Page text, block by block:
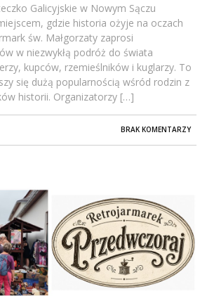
Galicyjskie w Nowym Sączu
gdzie historia ożyje na oczach
św. Małgorzaty zaprosi
w niezwykłą podróż do świata
kupców, rzemieślników i kuglarzy. To
się dużą popularnością wśród rodzin z
historii. Organizatorzy […]
BRAK KOMENTARZY